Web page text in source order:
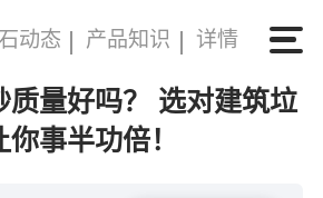
动态 产品知识 详情
质量好吗？ 选对建筑垃
事半功倍！